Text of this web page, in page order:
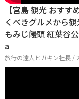
【宮島 観光 おす
くべきグルメから
もみじ饅頭 紅葉谷
a
旅行の達人ヒガキン社長 /